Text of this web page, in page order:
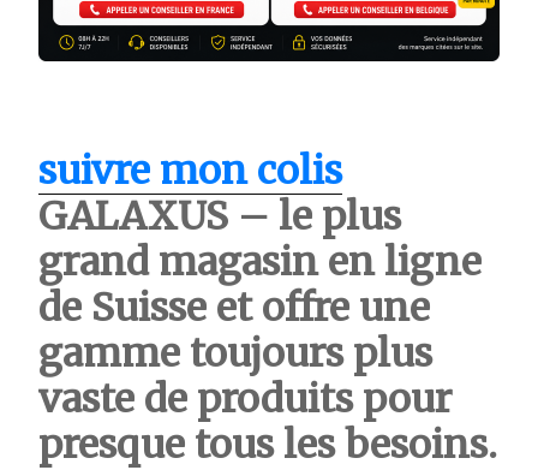
suivre mon colis
GALAXUS – le plus
grand magasin en ligne
de Suisse et offre une
gamme toujours plus
vaste de produits pour
presque tous les besoins.